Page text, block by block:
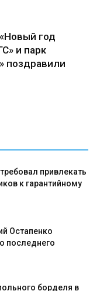
год
и парк
поздравили
привлекать
к гарантийному
Остапенко
последнего
борделя в